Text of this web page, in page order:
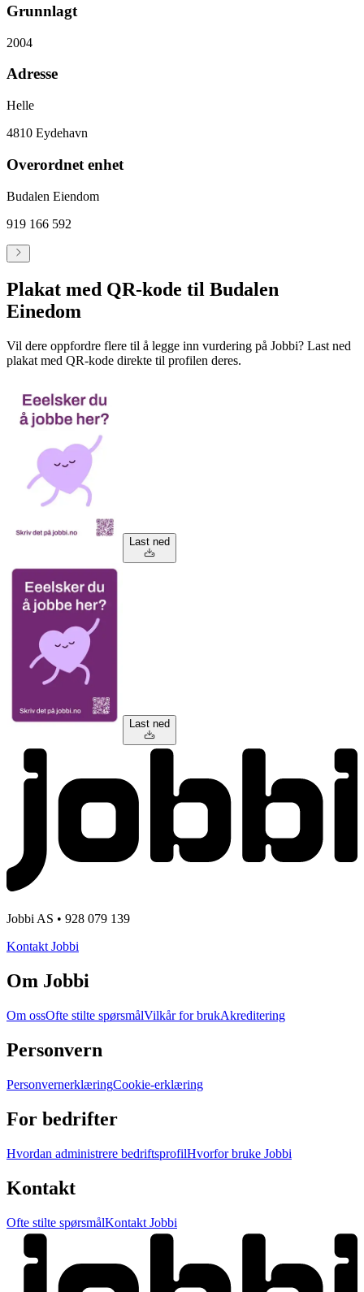
Grunnlagt
2004
Adresse
Helle
4810 Eydehavn
Overordnet enhet
Budalen Eiendom
919 166 592
Plakat med QR-kode til Budalen
Einedom
Vil dere oppfordre flere til å legge inn vurdering på Jobbi? Last ned
plakat med QR-kode direkte til profilen deres.
Last ned
Last ned
Jobbi AS • 928 079 139
Kontakt Jobbi
Om Jobbi
Om ossOfte stilte spørsmålVilkår for brukAkreditering
Personvern
PersonvernerklæringCookie-erklæring
For bedrifter
Hvordan administrere bedriftsprofilHvorfor bruke Jobbi
Kontakt
Ofte stilte spørsmålKontakt Jobbi